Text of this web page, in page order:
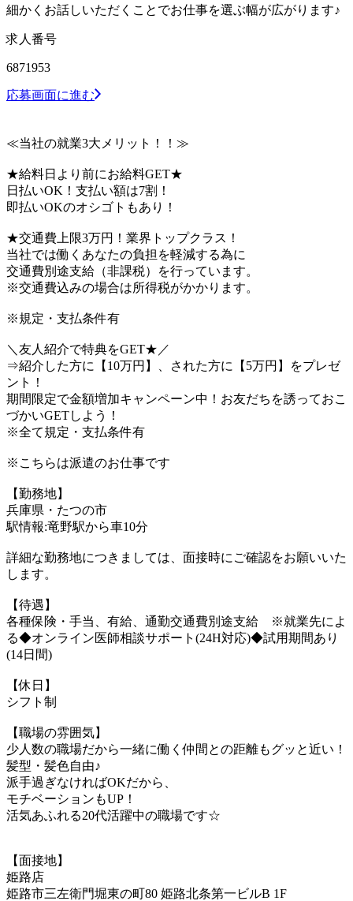
細かくお話しいただくことでお仕事を選ぶ幅が広がります♪
求人番号
6871953
応募画面に進む
≪当社の就業3大メリット！！≫
★給料日より前にお給料GET★
日払いOK！支払い額は7割！
即払いOKのオシゴトもあり！
★交通費上限3万円！業界トップクラス！
当社では働くあなたの負担を軽減する為に
交通費別途支給（非課税）を行っています。
※交通費込みの場合は所得税がかかります。
※規定・支払条件有
＼友人紹介で特典をGET★／
⇒紹介した方に【10万円】、された方に【5万円】をプレゼ
ント！
期間限定で金額増加キャンペーン中！お友だちを誘っておこ
づかいGETしよう！
※全て規定・支払条件有
※こちらは派遣のお仕事です
【勤務地】
兵庫県・たつの市
駅情報:竜野駅から車10分
詳細な勤務地につきましては、面接時にご確認をお願いいた
します。
【待遇】
各種保険・手当、有給、通勤交通費別途支給 ※就業先によ
る◆オンライン医師相談サポート(24H対応)◆試用期間あり
(14日間)
【休日】
シフト制
【職場の雰囲気】
少人数の職場だから一緒に働く仲間との距離もグッと近い！
髪型・髪色自由♪
派手過ぎなければOKだから、
モチベーションもUP！
活気あふれる20代活躍中の職場です☆
【面接地】
姫路店
姫路市三左衛門堀東の町80 姫路北条第一ビルB 1F